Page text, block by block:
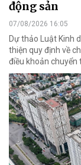
động sản
07/08/2026 16:05
Dự thảo Luật Kinh
thiện quy định về
điều khoản chuyển